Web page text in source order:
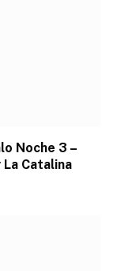
Noche 3 –
Catalina